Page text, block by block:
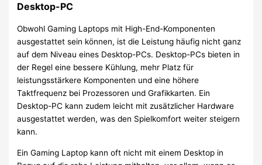
Desktop-PC
Obwohl Gaming Laptops mit High-End-Komponenten
ausgestattet sein können, ist die Leistung häufig nicht ganz
auf dem Niveau eines Desktop-PCs. Desktop-PCs bieten in
der Regel eine bessere Kühlung, mehr Platz für
leistungsstärkere Komponenten und eine höhere
Taktfrequenz bei Prozessoren und Grafikkarten. Ein
Desktop-PC kann zudem leicht mit zusätzlicher Hardware
ausgestattet werden, was den Spielkomfort weiter steigern
kann.
Ein Gaming Laptop kann oft nicht mit einem Desktop in